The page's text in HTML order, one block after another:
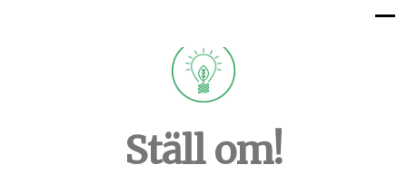
Ställ om!